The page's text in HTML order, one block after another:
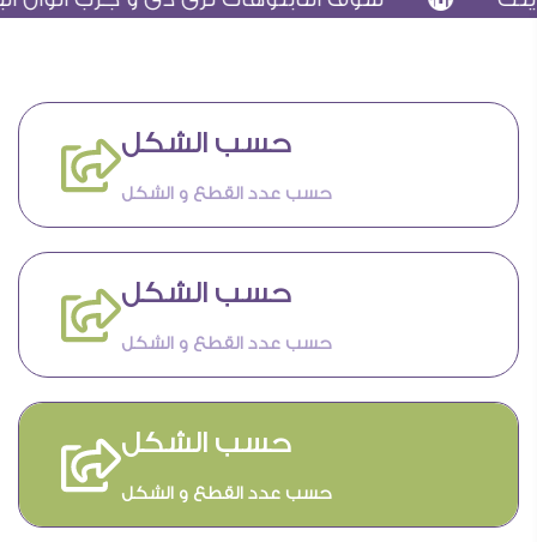
حسب الشكل
حسب عدد القطع و الشكل
حسب الشكل
حسب عدد القطع و الشكل
حسب الشكل
حسب عدد القطع و الشكل